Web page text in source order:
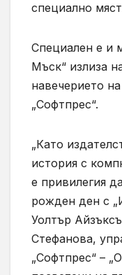
специално
Специален е и
Мъск“ излиза
навечерието
„Софтпрес“.
„Като
история с
е привилегия
рожден ден с
Уолтър
Стефанова,
„Софтпрес“ –